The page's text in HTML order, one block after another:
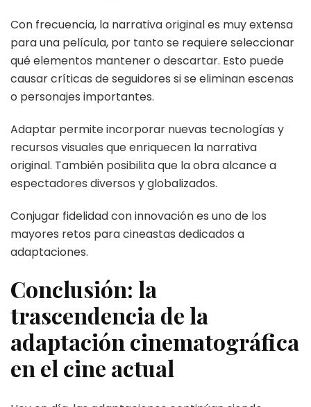
Con frecuencia, la narrativa original es muy extensa
para una película, por tanto se requiere seleccionar
qué elementos mantener o descartar. Esto puede
causar críticas de seguidores si se eliminan escenas
o personajes importantes.
Adaptar permite incorporar nuevas tecnologías y
recursos visuales que enriquecen la narrativa
original. También posibilita que la obra alcance a
espectadores diversos y globalizados.
Conjugar fidelidad con innovación es uno de los
mayores retos para cineastas dedicados a
adaptaciones.
Conclusión: la
trascendencia de la
adaptación cinematográfica
en el cine actual